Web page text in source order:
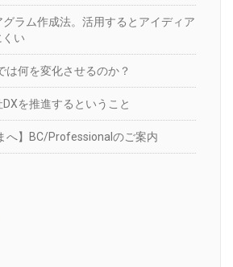
グラム作成法。活用するとアイディア
い
は何を変化させるのか？
を推進するということ
へ】BC/Professionalのご案内